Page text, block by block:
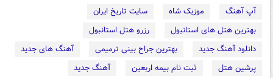
آپ آهنگ موزیک شاه
سایت تاریخ ایران
بهترین هتل های استانبول
رزرو هتل استانبول
دانلود آهنگ جدید
بهترین جراح بینی ترمیمی
آهنگ های جدید
پرشین هتل
ثبت نام بیمه اربعین
آهنگ جدید